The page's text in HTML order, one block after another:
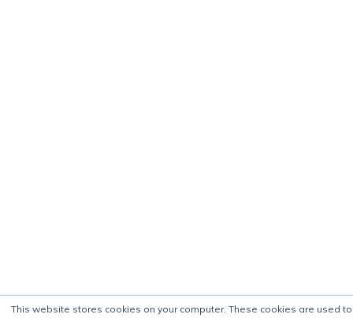
This website stores cookies on your computer. These cookies are used